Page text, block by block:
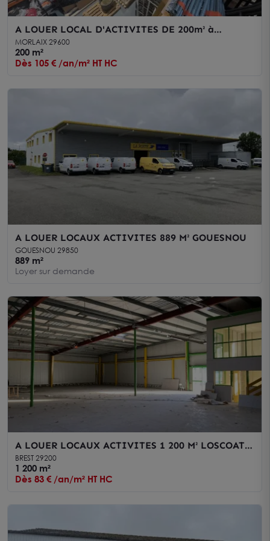
A LOUER LOCAL D'ACTIVITES DE 200m² à
MORLAIX
MORLAIX 29600
200 m²
Dès 105 € /an/m² HT HC
A LOUER LOCAUX ACTIVITES 889 M² GOUESNOU
GOUESNOU 29850
889 m²
Loyer sur demande
A LOUER LOCAUX ACTIVITES 1 200 M² LOSCOAT
BREST
BREST 29200
1 200 m²
Dès 83 € /an/m² HT HC